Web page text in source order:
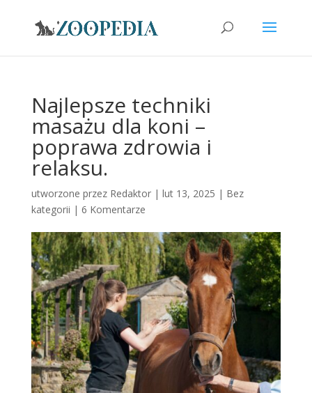
Najlepsze techniki
masażu dla koni –
poprawa zdrowia i
relaksu.
utworzone przez Redaktor| lut 13, 2025 | Bez
kategorii | 6 Komentarze